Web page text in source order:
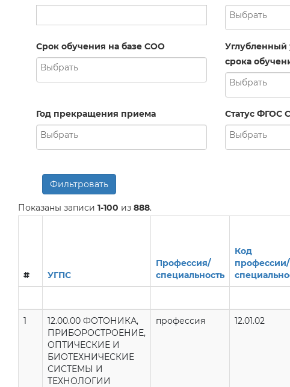
Срок обучения на базе СОО
Углубленный
срока
Год прекращения приема Статус ФГОС
Фильтровать
Показаны записи 1-100 из 888.
# УГПС
Профессия/
специальность
Код
профессии/
1
12.00.00 ФОТОНИКА,
ПРИБОРОСТРОЕНИЕ,
ОПТИЧЕСКИЕ И
БИОТЕХНИЧЕСКИЕ
СИСТЕМЫ И
ТЕХНОЛОГИИ
профессия 12.01.02